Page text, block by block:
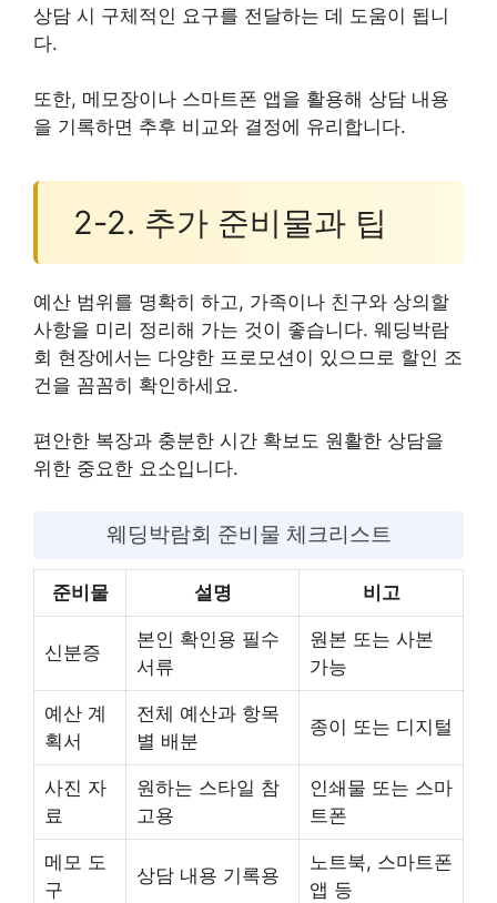
상담 시 구체적인 요구를 전달하는 데 도움이 됩니
다.
또한, 메모장이나 스마트폰 앱을 활용해 상담 내용
을 기록하면 추후 비교와 결정에 유리합니다.
2-2. 추가 준비물과 팁
예산 범위를 명확히 하고, 가족이나 친구와 상의할
사항을 미리 정리해 가는 것이 좋습니다. 웨딩박람
회 현장에서는 다양한 프로모션이 있으므로 할인 조
건을 꼼꼼히 확인하세요.
편안한 복장과 충분한 시간 확보도 원활한 상담을
위한 중요한 요소입니다.
웨딩박람회 준비물 체크리스트
준비물 설명 비고
신분증
본인 확인용 필수
서류
원본 또는 사본
가능
예산 계
획서
전체 예산과 항목
별 배분
종이 또는 디지털
사진 자
료
원하는 스타일 참
고용
인쇄물 또는 스마
트폰
메모 도
구
상담 내용 기록용
노트북, 스마트폰
앱 등